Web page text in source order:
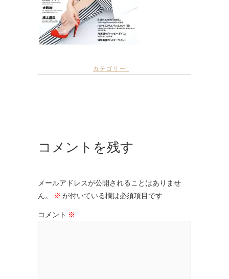
カテゴリー:
コメントを残す
メールアドレスが公開されることはありませ
ん。
※ が付いている欄は必須項目です
コメント ※